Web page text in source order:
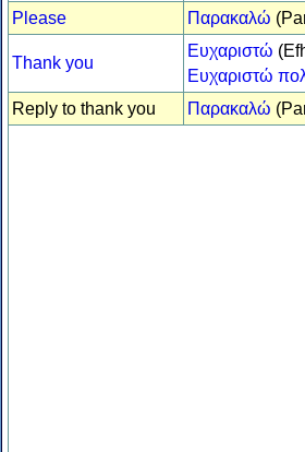
Please
Παρακαλώ
Thank you
Ευχαριστώ
Ευχαριστώ
Reply to thank you
Παρακαλώ